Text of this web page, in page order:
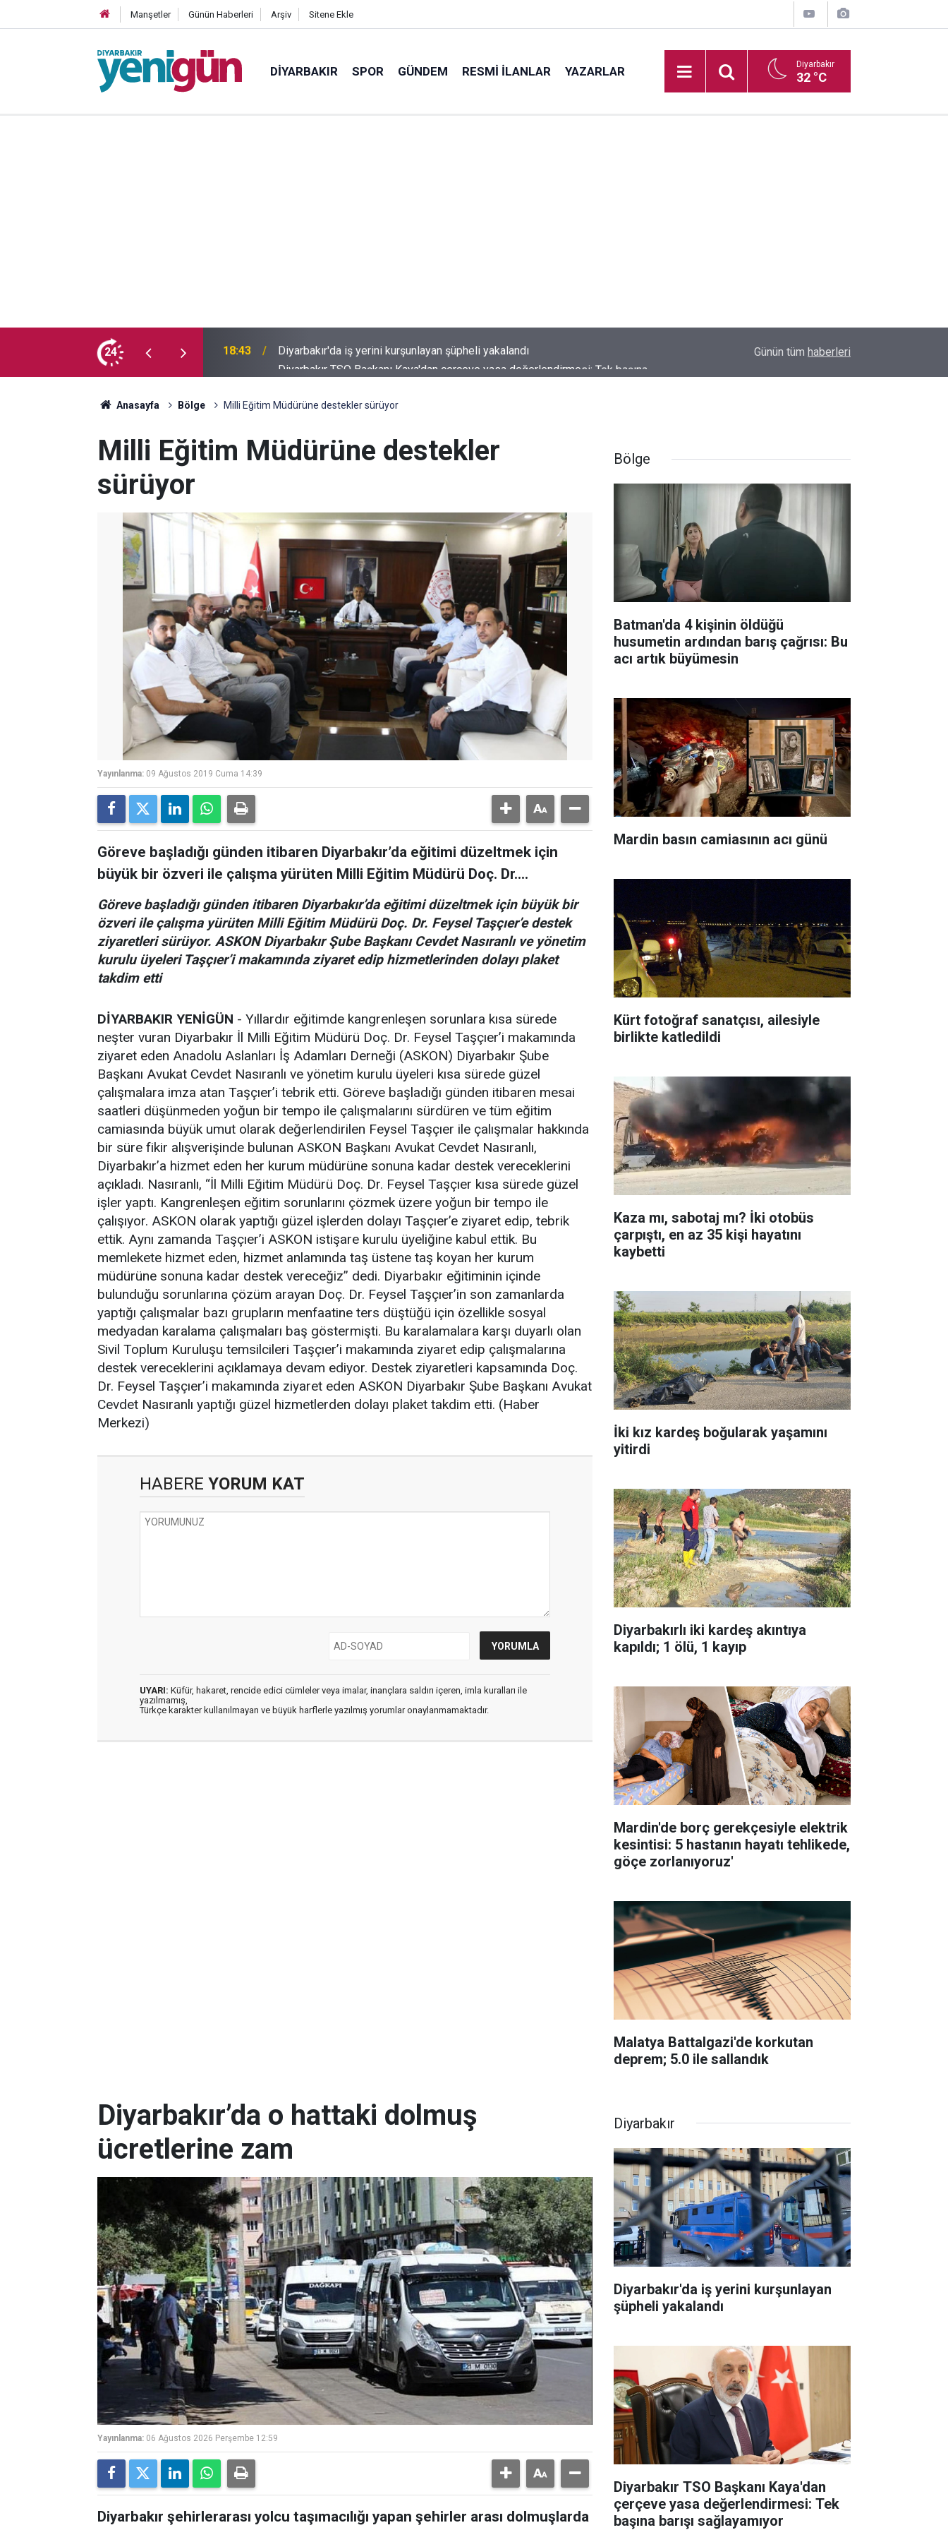
Manşetler Günün Haberleri Arşiv Sitene Ekle
DIYARBAKIR SPOR GÜNDEM RESMI İLANLAR YAZARLAR Diyarbakır
32 °C
24 18:22
Diyarbakır TSO Başkanı Kaya'dan çerçeve yasa değerlendirmesi: Tek başına
barışı sağlayamıyor
Diyarbakır’da o hattaki dolmuş ücretlerine zam
Günün tüm haberleri
Anasayfa Bölge Milli Eğitim Müdürüne destekler sürüyor
Milli Eğitim Müdürüne destekler
sürüyor
Yayınlanma: 09 Ağustos 2019 Cuma 14:39
Göreve başladığı günden itibaren Diyarbakır’da eğitimi düzeltmek için
büyük bir özveri ile çalışma yürüten Milli Eğitim Müdürü Doç. Dr....
Göreve başladığı günden itibaren Diyarbakır’da eğitimi düzeltmek için büyük bir
özveri ile çalışma yürüten Milli Eğitim Müdürü Doç. Dr. Feysel Taşçıer’e destek
ziyaretleri sürüyor. ASKON Diyarbakır Şube Başkanı Cevdet Nasıranlı ve yönetim
kurulu üyeleri Taşçıer’i makamında ziyaret edip hizmetlerinden dolayı plaket
takdim etti
DİYARBAKIR YENİGÜN - Yıllardır eğitimde kangrenleşen sorunlara kısa sürede
neşter vuran Diyarbakır İl Milli Eğitim Müdürü Doç. Dr. Feysel Taşçıer’i makamında
ziyaret eden Anadolu Aslanları İş Adamları Derneği (ASKON) Diyarbakır Şube
Başkanı Avukat Cevdet Nasıranlı ve yönetim kurulu üyeleri kısa sürede güzel
çalışmalara imza atan Taşçıer’i tebrik etti. Göreve başladığı günden itibaren mesai
saatleri düşünmeden yoğun bir tempo ile çalışmalarını sürdüren ve tüm eğitim
camiasında büyük umut olarak değerlendirilen Feysel Taşçıer ile çalışmalar hakkında
bir süre fikir alışverişinde bulunan ASKON Başkanı Avukat Cevdet Nasıranlı,
Diyarbakır’a hizmet eden her kurum müdürüne sonuna kadar destek vereceklerini
açıkladı. Nasıranlı, “İl Milli Eğitim Müdürü Doç. Dr. Feysel Taşçıer kısa sürede güzel
işler yaptı. Kangrenleşen eğitim sorunlarını çözmek üzere yoğun bir tempo ile
çalışıyor. ASKON olarak yaptığı güzel işlerden dolayı Taşçıer’e ziyaret edip, tebrik
ettik. Aynı zamanda Taşçıer’i ASKON istişare kurulu üyeliğine kabul ettik. Bu
memlekete hizmet eden, hizmet anlamında taş üstene taş koyan her kurum
müdürüne sonuna kadar destek vereceğiz” dedi. Diyarbakır eğitiminin içinde
bulunduğu sorunlarına çözüm arayan Doç. Dr. Feysel Taşçıer’in son zamanlarda
yaptığı çalışmalar bazı grupların menfaatine ters düştüğü için özellikle sosyal
medyadan karalama çalışmaları baş göstermişti. Bu karalamalara karşı duyarlı olan
Sivil Toplum Kuruluşu temsilcileri Taşçıer’i makamında ziyaret edip çalışmalarına
destek vereceklerini açıklamaya devam ediyor. Destek ziyaretleri kapsamında Doç.
Dr. Feysel Taşçıer’i makamında ziyaret eden ASKON Diyarbakır Şube Başkanı Avukat
Cevdet Nasıranlı yaptığı güzel hizmetlerden dolayı plaket takdim etti. (Haber
Merkezi)
HABERE YORUM KAT
UYARI: Küfür, hakaret, rencide edici cümleler veya imalar, inançlara saldırı içeren, imla kuralları ile
yazılmamış,
Türkçe karakter kullanılmayan ve büyük harflerle yazılmış yorumlar onaylanmamaktadır.
Bölge
Batman'da 4 kişinin öldüğü
husumetin ardından barış çağrısı: Bu
acı artık büyümesin
Mardin basın camiasının acı günü
Kürt fotoğraf sanatçısı, ailesiyle
birlikte katledildi
Kaza mı, sabotaj mı? İki otobüs
çarpıştı, en az 35 kişi hayatını
kaybetti
İki kız kardeş boğularak yaşamını
yitirdi
Diyarbakırlı iki kardeş akıntıya
kapıldı; 1 ölü, 1 kayıp
Mardin'de borç gerekçesiyle elektrik
kesintisi: 5 hastanın hayatı tehlikede,
göçe zorlanıyoruz'
Malatya Battalgazi'de korkutan
deprem; 5.0 ile sallandık
Diyarbakır’da o hattaki dolmuş
ücretlerine zam
Yayınlanma: 06 Ağustos 2026 Perşembe 12:59
Diyarbakır şehirlerarası yolcu taşımacılığı yapan şehirler arası dolmuşlarda
Diyarbakır
Diyarbakır'da iş yerini kurşunlayan
şüpheli yakalandı
Diyarbakır TSO Başkanı Kaya'dan
çerçeve yasa değerlendirmesi: Tek
başına barışı sağlayamıyor